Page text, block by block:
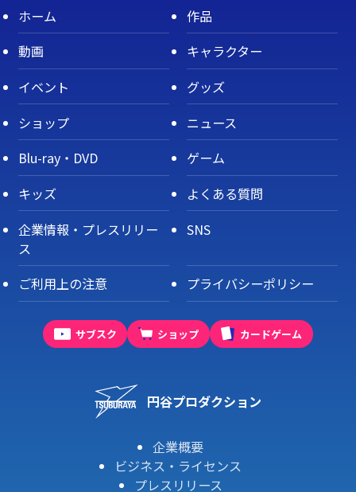
ホーム
作品
動画
キャラクター
イベント
グッズ
ショップ
ニュース
Blu-ray・DVD
ゲーム
キッズ
よくある質問
企業情報・プレスリリー
ス
SNS
ご利用上の注意 プライバシーポリシー
サブスク ショップ カードゲーム
円谷プロダクション
企業概要
ビジネス・ライセンス
プレスリリース